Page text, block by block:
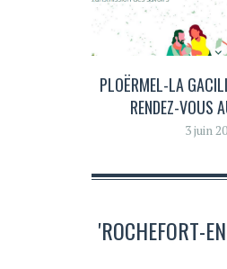
PLOËRMEL-LA
RENDEZ-VOUS
3 juin
'ROCHEFORT-